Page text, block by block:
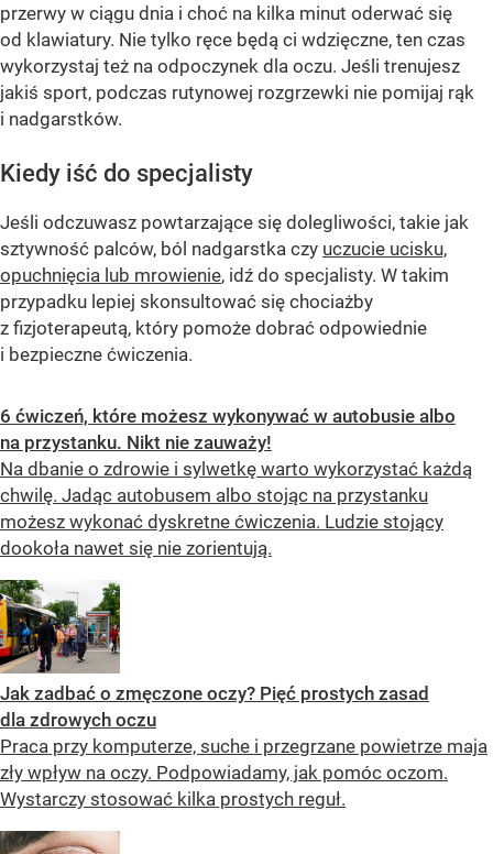
przerwy w ciągu dnia i choć na kilka minut oderwać się
od klawiatury. Nie tylko ręce będą ci wdzięczne, ten czas
wykorzystaj też na odpoczynek dla oczu. Jeśli trenujesz
jakiś sport, podczas rutynowej rozgrzewki nie pomijaj rąk
i nadgarstków.
Kiedy iść do specjalisty
Jeśli odczuwasz powtarzające się dolegliwości, takie jak
sztywność palców, ból nadgarstka czy uczucie ucisku,
opuchnięcia lub mrowienie, idź do specjalisty. W takim
przypadku lepiej skonsultować się chociażby
z fizjoterapeutą, który pomoże dobrać odpowiednie
i bezpieczne ćwiczenia.
6 ćwiczeń, które możesz wykonywać w autobusie albo
na przystanku. Nikt nie zauważy!
Na dbanie o zdrowie i sylwetkę warto wykorzystać każdą
chwilę. Jadąc autobusem albo stojąc na przystanku
możesz wykonać dyskretne ćwiczenia. Ludzie stojący
dookoła nawet się nie zorientują.
Jak zadbać o zmęczone oczy? Pięć prostych zasad
dla zdrowych oczu
Praca przy komputerze, suche i przegrzane powietrze maja
zły wpływ na oczy. Podpowiadamy, jak pomóc oczom.
Wystarczy stosować kilka prostych reguł.